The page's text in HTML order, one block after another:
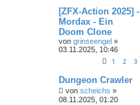
[ZFX-Action 2025] -
Mordax - Ein
Doom Clone
von grinseengel »
03.11.2025, 10:46
1 2 3
Dungeon Crawler
von scheichs »
08.11.2025, 01:20